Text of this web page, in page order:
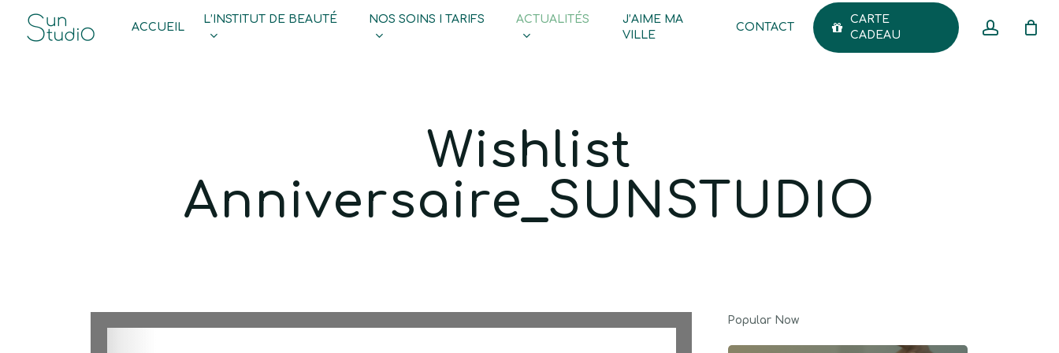
ACCUEIL
L’INSTITUT DE BEAUTÉ NOS SOINS I TARIFS ACTUALITÉS
J’AIME MA
VILLE
CONTACT
CARTE
CADEAU
Cart
CLOSE
Wishlist
Anniversaire_SUNSTUDIO
Popular Now
Menu